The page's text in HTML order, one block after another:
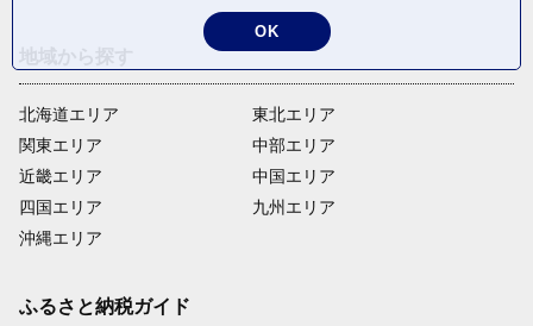
北海道エリア
関東エリア
近畿エリア
四国エリア
沖縄エリア
東北エリア
中部エリア
中国エリア
九州エリア
ふるさと納税ガイド
OK